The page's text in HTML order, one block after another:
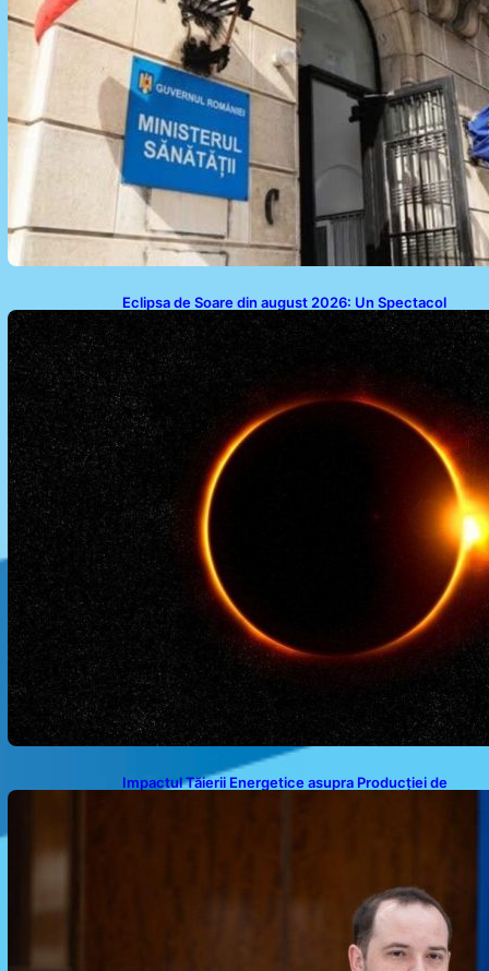
Eclipsa de Soare din august 2026: Un Spectacol
Astronomic Pe Cerul României
Impactul Tăierii Energetice asupra Producției de